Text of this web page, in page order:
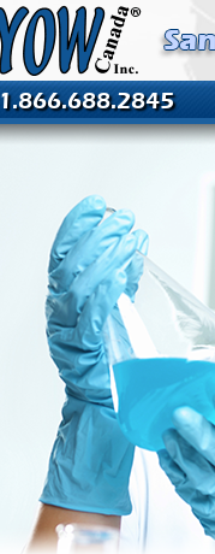
1.866.688.2845